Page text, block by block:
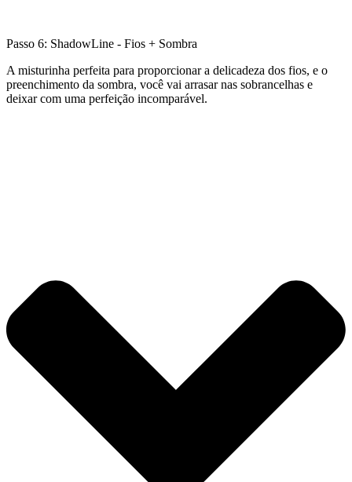
Passo 6: ShadowLine - Fios + Sombra
A misturinha perfeita para proporcionar a delicadeza dos fios, e o
preenchimento da sombra, você vai arrasar nas sobrancelhas e
deixar com uma perfeição incomparável.